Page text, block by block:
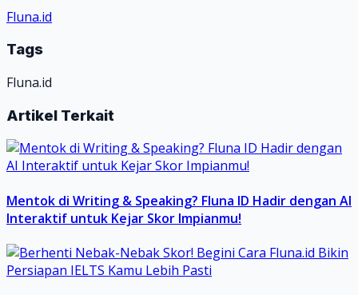
Fluna.id
Tags
Fluna.id
Artikel Terkait
Mentok di Writing & Speaking? Fluna ID Hadir dengan AI
Interaktif untuk Kejar Skor Impianmu!